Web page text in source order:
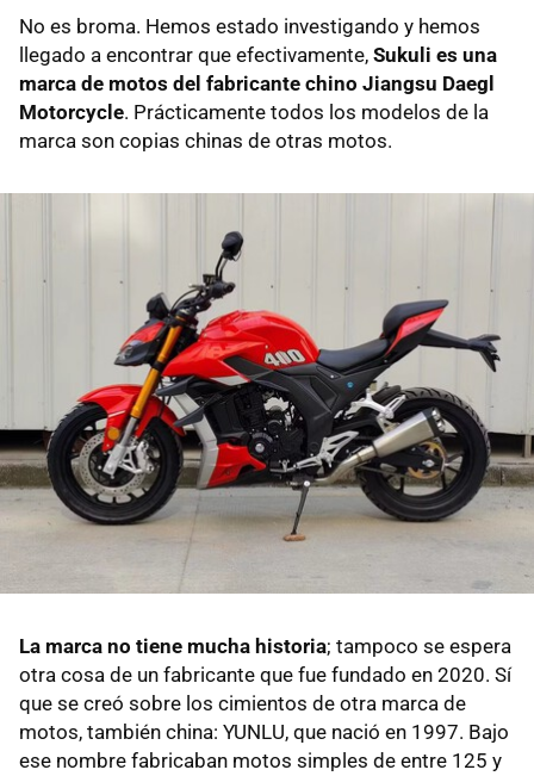
No es broma. Hemos estado investigando y hemos
llegado a encontrar que efectivamente, Sukuli es una
marca de motos del fabricante chino Jiangsu Daegl
Motorcycle. Prácticamente todos los modelos de la
marca son copias chinas de otras motos.
La marca no tiene mucha historia; tampoco se espera
otra cosa de un fabricante que fue fundado en 2020. Sí
que se creó sobre los cimientos de otra marca de
motos, también china: YUNLU, que nació en 1997. Bajo
ese nombre fabricaban motos simples de entre 125 y